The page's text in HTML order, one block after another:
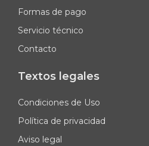
Formas de pago
Servicio técnico
Contacto
Textos legales
Condiciones de Uso
Política de privacidad
Aviso legal